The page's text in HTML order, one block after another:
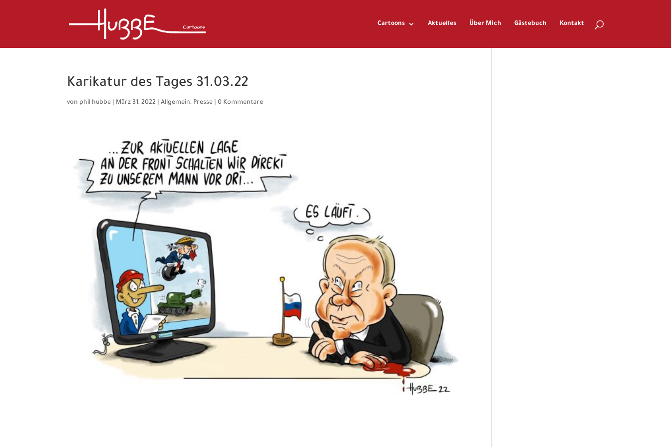
Cartoons Aktuelles Über Mich Gästebuch Kontakt
Karikatur des Tages 31.03.22
von phil hubbe März 31, 2022 |Allgemein, Presse |0 Kommentare